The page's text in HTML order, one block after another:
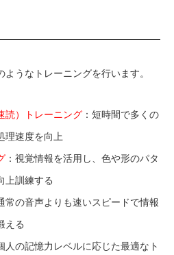
ようなトレーニングを行います。
読）トレーニング ：短時間で多くの
理速度を向上
：視覚情報を活用し、色や形のパタ
上訓練する
常の音声よりも速いスピードで情報
える
人の記憶力レベルに応じた最適なト